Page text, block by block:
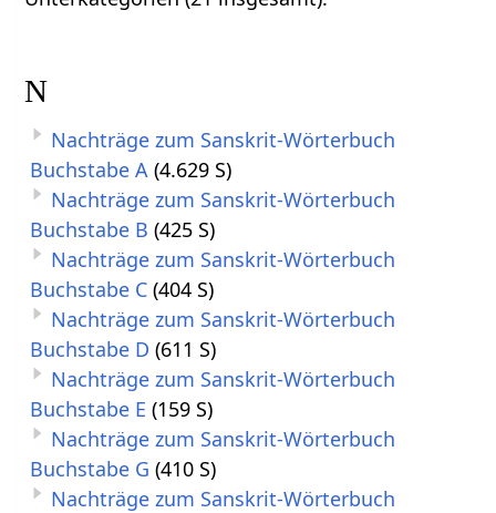
N
Nachträge zum Sanskrit-Wörterbuch
Buchstabe A (4.629 S)
Nachträge zum Sanskrit-Wörterbuch
Buchstabe B (425 S)
Nachträge zum Sanskrit-Wörterbuch
Buchstabe C (404 S)
Nachträge zum Sanskrit-Wörterbuch
Buchstabe D (611 S)
Nachträge zum Sanskrit-Wörterbuch
Buchstabe E (159 S)
Nachträge zum Sanskrit-Wörterbuch
Buchstabe G (410 S)
Nachträge zum Sanskrit-Wörterbuch